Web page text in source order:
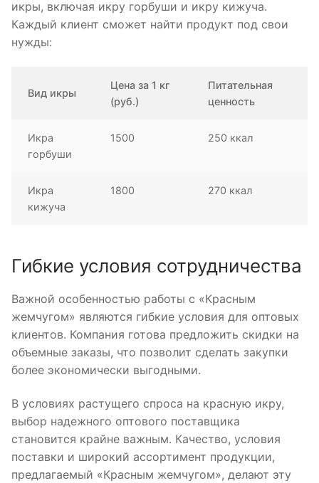
икры, включая икру горбуши и икру кижуча.
Каждый клиент сможет найти продукт под свои
нужды:
Вид икры
Цена за 1 кг
(руб.)
Питательная
ценность
Икра
горбуши
1500 250 ккал
Икра
кижуча
1800 270 ккал
Гибкие условия сотрудничества
Важной особенностью работы с «Красным
жемчугом» являются гибкие условия для оптовых
клиентов. Компания готова предложить скидки на
объемные заказы, что позволит сделать закупки
более экономически выгодными.
В условиях растущего спроса на красную икру,
выбор надежного оптового поставщика
становится крайне важным. Качество, условия
поставки и широкий ассортимент продукции,
предлагаемый «Красным жемчугом», делают эту